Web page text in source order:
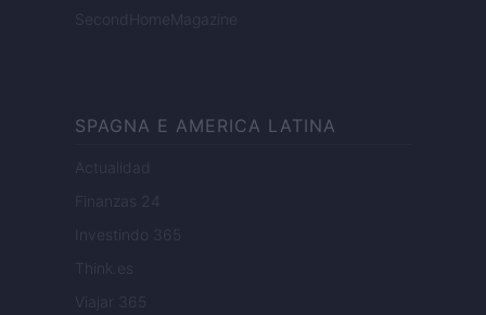
SecondHomeMagazine
SPAGNA E AMERICA LATINA
Actualidad
Finanzas 24
Investindo 365
Think.es
Viajar 365